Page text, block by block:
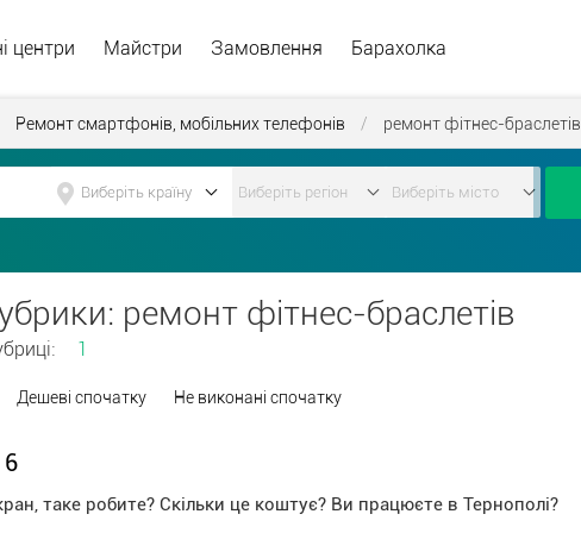
центри Майстри Замовлення Барахолка
Ремонт смартфонів, мобільних телефонів / ремонт фітнес-браслетів
ремонт фітнес-браслетів
1
Дешеві спочатку Не виконані спочатку
6
таке робите? Скільки це коштує? Ви працюєте в Тернополі?